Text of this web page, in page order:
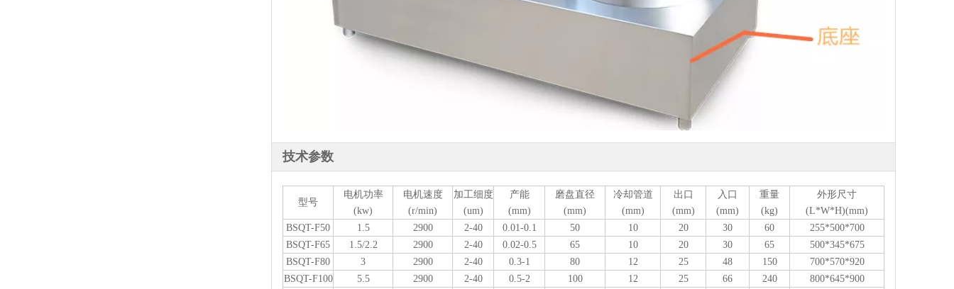
技术参数
型号
电机功率
(kw)
电机速度
(r/min)
加工细度
(um)
产能
(mm)
磨盘直径
(mm)
冷却管道
(mm)
出口
(mm)
入口
(mm)
重量
(kg)
外形尺寸
(L*W*H)(mm)
BSQT-F50
1.5 2900 2-40 0.01-0.1 50 10 20 30 60
255*500*700
BSQT-F65
1.5/2.2 2900 2-40 0.02-0.5 65 10 20 30 65
500*345*675
BSQT-F80
3 2900 2-40 0.3-1 80 12 25 48 150
700*570*920
BSQT-F100
5.5 2900 2-40 0.5-2 100 12 25 66 240
800*645*900